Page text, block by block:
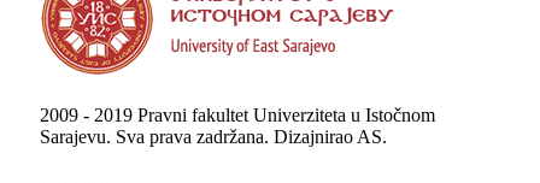
2009 - 2019 Pravni fakultet Univerziteta u Istočnom
Sarajevu. Sva prava zadržana. Dizajnirao AS.